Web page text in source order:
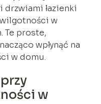
drzwiami łazienki
w
Te proste,
wpłynąć na
w domu.
w